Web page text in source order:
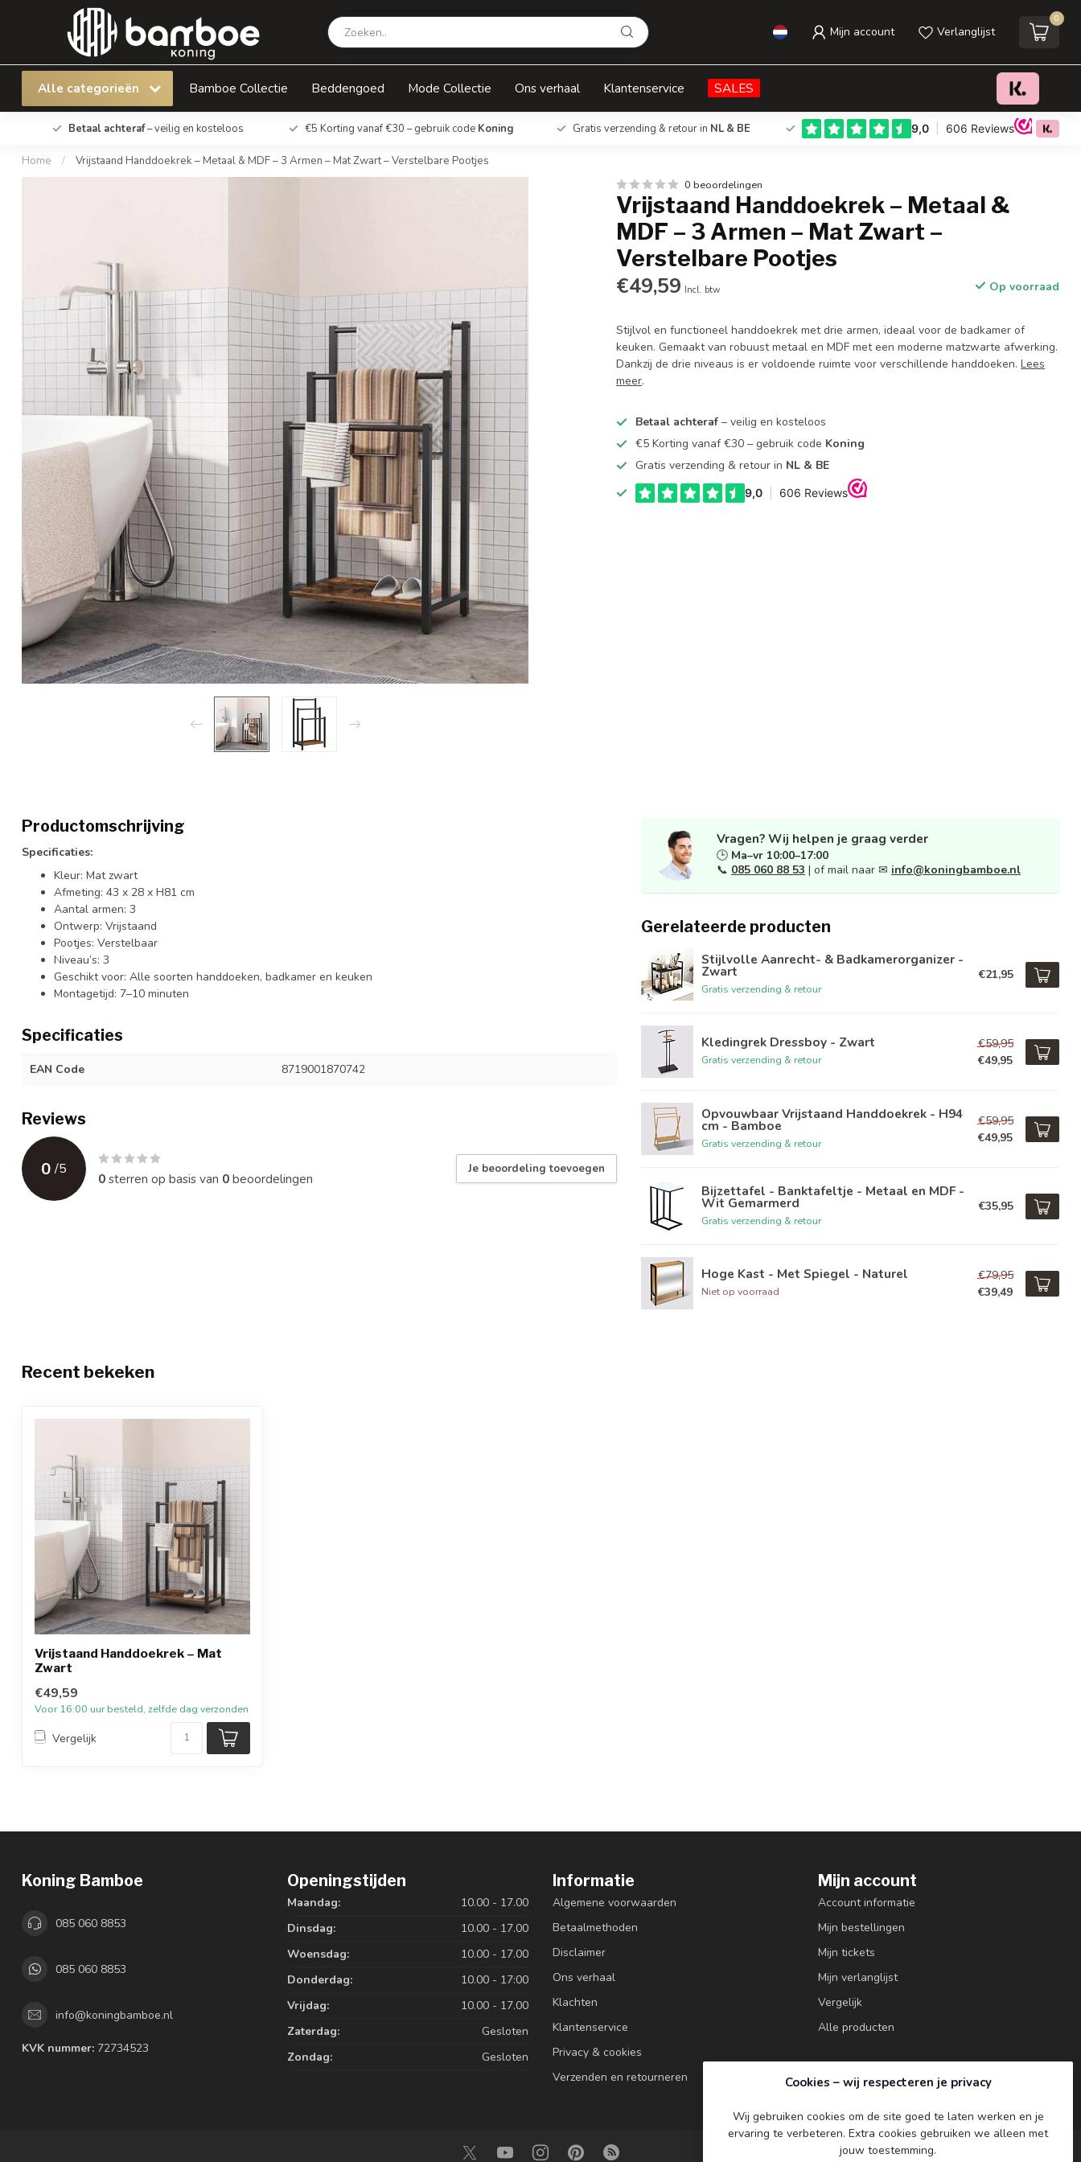
Mijn account Verlanglijst
0
Alle categorieën Bamboe Collectie Beddengoed Mode Collectie Ons verhaal Klantenservice SALES
Betaal achteraf– veilig en kosteloos €5 Korting vanaf €30 – gebruik code Koning Gratis verzending & retour in NL & BE
Home / Vrijstaand Handdoekrek – Metaal & MDF – 3 Armen – Mat Zwart – Verstelbare Pootjes
Vrijstaand Handdoekrek – Metaal & MDF – 3 Armen – Mat Zwart – Verstelbare Pootjes Toevoegen aan winkelwagen
0 beoordelingen
Vrijstaand Handdoekrek – Metaal &
MDF – 3 Armen – Mat Zwart –
Verstelbare Pootjes
€49,59 Incl. btw Op voorraad
Stijlvol en functioneel handdoekrek met drie armen, ideaal voor de badkamer of
keuken. Gemaakt van robuust metaal en MDF met een moderne matzwarte afwerking.
Dankzij de drie niveaus is er voldoende ruimte voor verschillende handdoeken.Lees
meer.
Betaal achteraf – veilig en kosteloos
€5 Korting vanaf €30 – gebruik code Koning
Gratis verzending & retour in NL & BE
Productomschrijving
Specificaties:
Kleur: Mat zwart
Afmeting: 43 x 28 x H81 cm
Aantal armen: 3
Ontwerp: Vrijstaand
Pootjes: Verstelbaar
Niveau’s: 3
Geschikt voor: Alle soorten handdoeken, badkamer en keuken
Montagetijd: 7–10 minuten
Specificaties
EAN Code 8719001870742
Reviews
0 /5
0sterren op basis van 0beoordelingen
Je beoordeling toevoegen
Vragen? Wij helpen je graag verder
🕒 Ma–vr 10:00–17:00
📞 085 060 88 53 | of mail naar ✉ info@koningbamboe.nl
Gerelateerde producten
Stijlvolle Aanrecht- & Badkamerorganizer -
Zwart
Gratis verzending & retour
€21,95
Kledingrek Dressboy - Zwart
Gratis verzending & retour
€59,95
€49,95
Opvouwbaar Vrijstaand Handdoekrek - H94
cm - Bamboe
Gratis verzending & retour
€59,95
€49,95
Bijzettafel - Banktafeltje - Metaal en MDF -
Wit Gemarmerd
Gratis verzending & retour
€35,95
Hoge Kast - Met Spiegel - Naturel
Niet op voorraad
€79,95
€39,49
Recent bekeken
Vrijstaand Handdoekrek – Mat
Zwart
€49,59
Voor 16:00 uur besteld, zelfde dag verzonden
Vergelijk
Koning Bamboe
085 060 8853
085 060 8853
info@koningbamboe.nl
KVK nummer: 72734523
Openingstijden
Maandag:
10.00 - 17.00
Dinsdag:
10.00 - 17.00
Woensdag:
10.00 - 17.00
Donderdag:
10.00 - 17:00
Vrijdag:
10.00 - 17.00
Zaterdag:
Gesloten
Zondag:
Gesloten
Informatie
Algemene voorwaarden
Betaalmethoden
Disclaimer
Ons verhaal
Klachten
Klantenservice
Privacy & cookies
Verzenden en retourneren
Mijn account
Account informatie
Mijn bestellingen
Mijn tickets
Mijn verlanglijst
Vergelijk
Alle producten
Cookies – wij respecteren je privacy
Wij gebruiken cookies om de site goed te laten werken en je
ervaring te verbeteren. Extra cookies gebruiken we alleen met
jouw toestemming.